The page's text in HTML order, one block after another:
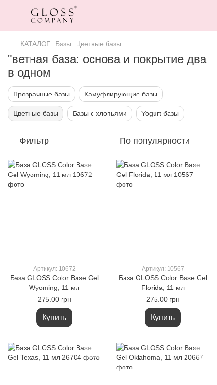
КАТАЛОГ Базы Цветные базы
"ветная база: основа и покрытие два
в одном
Прозрачные базы Камуфлирующие базы
Цветные базы Базы с хлопьями Yogurt базы
Фильтр По популярности
Артикул: 10672
База GLOSS Color Base Gel
Wyoming, 11 мл
275.00 грн
Купить
Артикул: 10567
База GLOSS Color Base Gel
Florida, 11 мл
275.00 грн
Купить